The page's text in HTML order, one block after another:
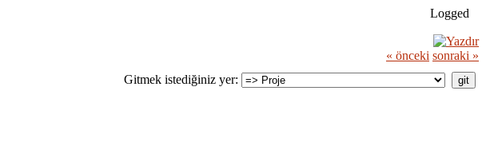
Logged
« önceki sonraki »
Gitmek istediğiniz yer: